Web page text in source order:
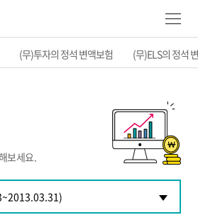
(무)투자의 정석 변액보험 (무)ELS의 정석
보세요.